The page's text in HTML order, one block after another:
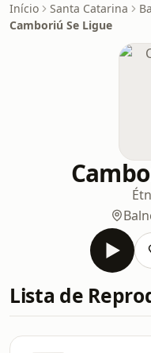
Início Santa Catarina
Camboriú Se Ligue
Lista de